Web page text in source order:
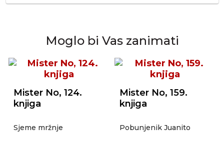
Moglo bi Vas zanimati
Mister No, 124.
knjiga
Sjeme mržnje
Mister No, 159.
knjiga
Pobunjenik Juanito